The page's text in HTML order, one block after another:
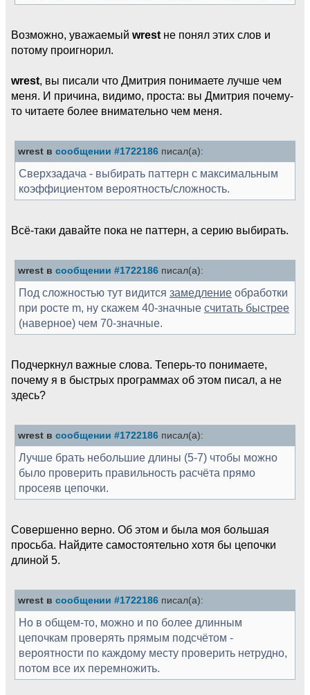
Возможно, уважаемый wrest не понял этих слов и
потому проигнорил.
wrest, вы писали что Дмитрия понимаете лучше чем
меня. И причина, видимо, проста: вы Дмитрия почему-
то читаете более внимательно чем меня.
wrest в сообщении #1722186 писал(а):
Сверхзадача - выбирать паттерн с максимальным
коэффициентом вероятность/сложность.
Всё-таки давайте пока не паттерн, а серию выбирать.
wrest в сообщении #1722186 писал(а):
Под сложностью тут видится замедление обработки
при росте m, ну скажем 40-значные считать быстрее
(наверное) чем 70-значные.
Подчеркнул важные слова. Теперь-то понимаете,
почему я в быстрых программах об этом писал, а не
здесь?
wrest в сообщении #1722186 писал(а):
Лучше брать небольшие длины (5-7) чтобы можно
было проверить правильность расчёта прямо
просеяв цепочки.
Совершенно верно. Об этом и была моя большая
просьба. Найдите самостоятельно хотя бы цепочки
длиной 5.
wrest в сообщении #1722186 писал(а):
Но в общем-то, можно и по более длинным
цепочкам проверять прямым подсчётом -
вероятности по каждому месту проверить нетрудно,
потом все их перемножить.